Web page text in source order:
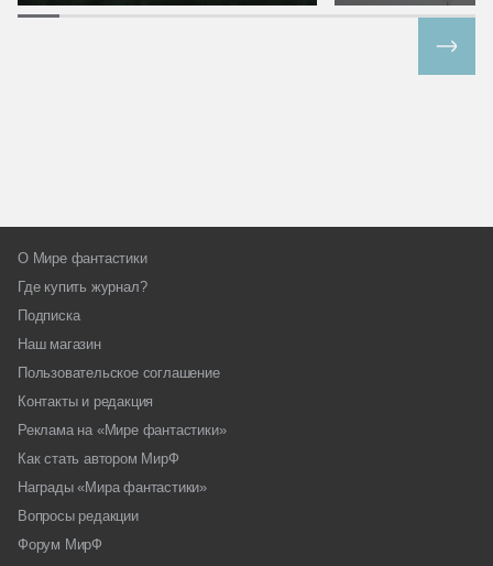
О Мире фантастики
Где купить журнал?
Подписка
Наш магазин
Пользовательское соглашение
Контакты и редакция
Реклама на «Мире фантастики»
Как стать автором МирФ
Награды «Мира фантастики»
Вопросы редакции
Форум МирФ